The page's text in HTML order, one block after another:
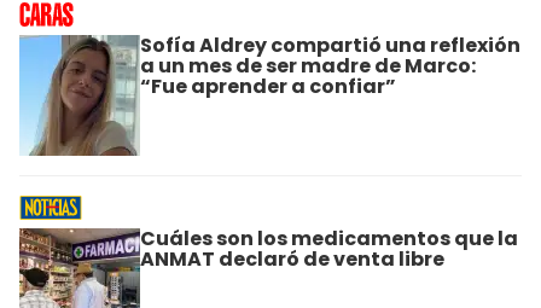
Sofía Aldrey compartió una reflexión
a un mes de ser madre de Marco:
“Fue aprender a confiar”
Cuáles son los medicamentos que la
ANMAT declaró de venta libre